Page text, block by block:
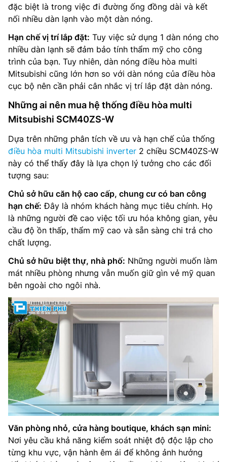
đặc biệt là trong việc đi đường ống đồng dài và kết
nối nhiều dàn lạnh vào một dàn nóng.
Hạn chế vị trí lắp đặt: Tuy việc sử dụng 1 dàn nóng cho
nhiều dàn lạnh sẽ đảm bảo tính thẩm mỹ cho công
trình của bạn. Tuy nhiên, dàn nóng điều hòa multi
Mitsubishi cũng lớn hơn so với dàn nóng của điều hòa
cục bộ nên cần phải cân nhắc vị trí lắp đặt dàn nóng.
Những ai nên mua hệ thống điều hòa multi
Mitsubishi SCM40ZS-W
Dựa trên những phân tích về ưu và hạn chế của thống
điều hòa multi Mitsubishi inverter 2 chiều SCM40ZS-W
này có thể thấy đây là lựa chọn lý tưởng cho các đối
tượng sau:
Chủ sở hữu căn hộ cao cấp, chung cư có ban công
hạn chế: Đây là nhóm khách hàng mục tiêu chính. Họ
là những người đề cao việc tối ưu hóa không gian, yêu
cầu độ ồn thấp, thẩm mỹ cao và sẵn sàng chi trả cho
chất lượng.
Chủ sở hữu biệt thự, nhà phố: Những người muốn làm
mát nhiều phòng nhưng vẫn muốn giữ gìn vẻ mỹ quan
bên ngoài cho ngôi nhà.
Văn phòng nhỏ, cửa hàng boutique, khách sạn mini:
Nơi yêu cầu khả năng kiểm soát nhiệt độ độc lập cho
từng khu vực, vận hành êm ái để không ảnh hưởng